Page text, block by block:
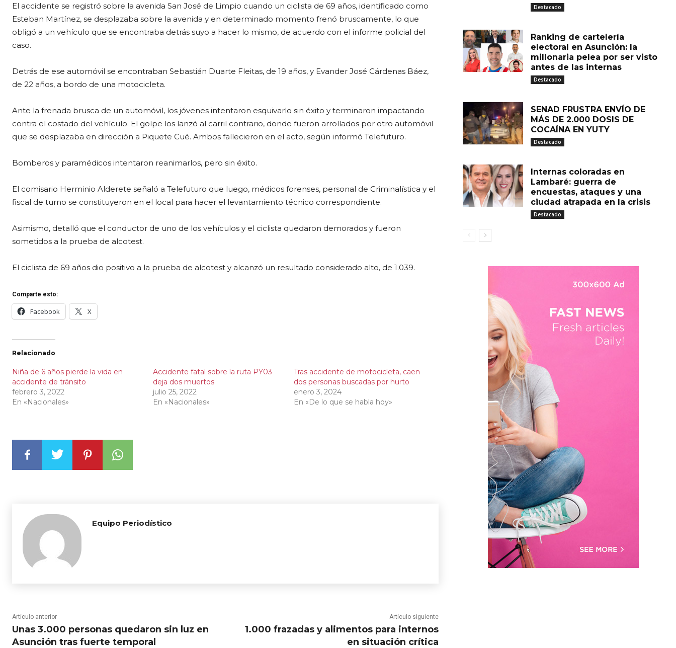
El accidente se registró sobre la avenida San José de Limpio cuando un ciclista de 69 años, identificado como
Esteban Martínez, se desplazaba sobre la avenida y en determinado momento frenó bruscamente, lo que
obligó a un vehículo que se encontraba detrás suyo a hacer lo mismo, de acuerdo con el informe policial del
caso.
Detrás de ese automóvil se encontraban Sebastián Duarte Fleitas, de 19 años, y Evander José Cárdenas Báez,
de 22 años, a bordo de una motocicleta.
Ante la frenada brusca de un automóvil, los jóvenes intentaron esquivarlo sin éxito y terminaron impactando
contra el costado del vehículo. El golpe los lanzó al carril contrario, donde fueron arrollados por otro automóvil
que se desplazaba en dirección a Piquete Cué. Ambos fallecieron en el acto, según informó Telefuturo.
Bomberos y paramédicos intentaron reanimarlos, pero sin éxito.
El comisario Herminio Alderete señaló a Telefuturo que luego, médicos forenses, personal de Criminalística y el
fiscal de turno se constituyeron en el local para hacer el levantamiento técnico correspondiente.
Asimismo, detalló que el conductor de uno de los vehículos y el ciclista quedaron demorados y fueron
sometidos a la prueba de alcotest.
El ciclista de 69 años dio positivo a la prueba de alcotest y alcanzó un resultado considerado alto, de 1.039.
Comparte esto:
Facebook X
Relacionado
Niña de 6 años pierde la vida en
accidente de tránsito
febrero 3, 2022
En «Nacionales»
Accidente fatal sobre la ruta PY03
deja dos muertos
julio 25, 2022
En «Nacionales»
Tras accidente de motocicleta, caen
dos personas buscadas por hurto
enero 3, 2024
En «De lo que se habla hoy»
Equipo Periodístico
Artículo anterior
Unas 3.000 personas quedaron sin luz en
Asunción tras fuerte temporal
Artículo siguiente
1.000 frazadas y alimentos para internos
en situación crítica
Destacado
Ranking de cartelería
electoral en Asunción: la
millonaria pelea por ser visto
antes de las internas
Destacado
SENAD FRUSTRA ENVÍO DE
MÁS DE 2.000 DOSIS DE
COCAÍNA EN YUTY
Destacado
Internas coloradas en
Lambaré: guerra de
encuestas, ataques y una
ciudad atrapada en la crisis
Destacado